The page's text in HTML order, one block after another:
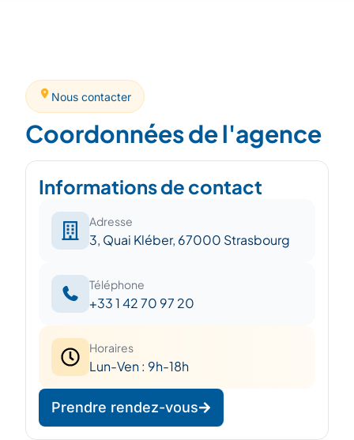
Nous contacter
Coordonnées de l'agence
Informations de contact
Adresse
3, Quai Kléber, 67000 Strasbourg
Téléphone
+33 1 42 70 97 20
Horaires
Lun-Ven : 9h-18h
Prendre rendez-vous